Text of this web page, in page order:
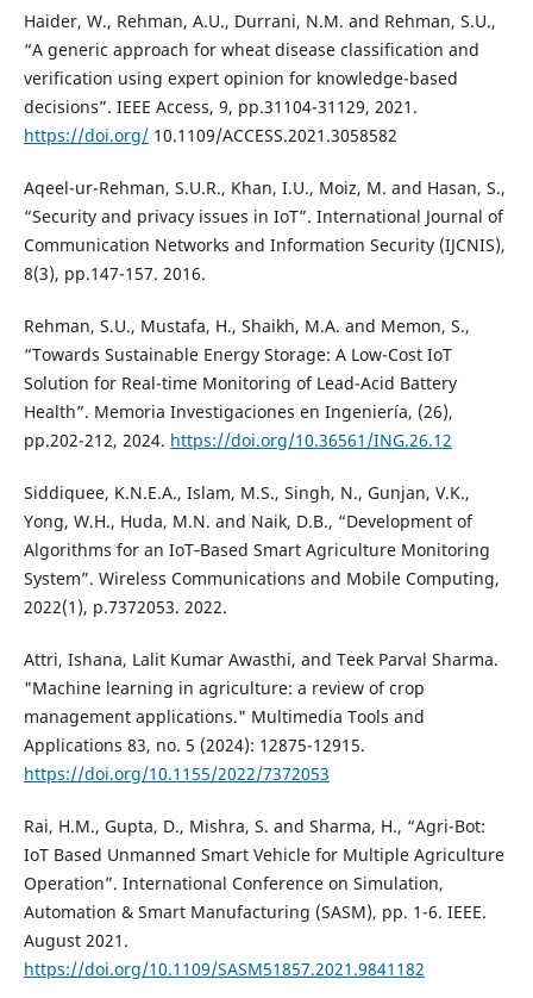
Haider, W., Rehman, A.U., Durrani, N.M. and Rehman, S.U.,
“A generic approach for wheat disease classification and
verification using expert opinion for knowledge-based
decisions”. IEEE Access, 9, pp.31104-31129, 2021.
https://doi.org/10.1109/ACCESS.2021.3058582
Aqeel-ur-Rehman, S.U.R., Khan, I.U., Moiz, M. and Hasan, S.,
“Security and privacy issues in IoT”. International Journal of
Communication Networks and Information Security (IJCNIS),
8(3), pp.147-157. 2016.
Rehman, S.U., Mustafa, H., Shaikh, M.A. and Memon, S.,
“Towards Sustainable Energy Storage: A Low-Cost IoT
Solution for Real-time Monitoring of Lead-Acid Battery
Health”. Memoria Investigaciones en Ingeniería, (26),
pp.202-212, 2024. https://doi.org/10.36561/ING.26.12
Siddiquee, K.N.E.A., Islam, M.S., Singh, N., Gunjan, V.K.,
Yong, W.H., Huda, M.N. and Naik, D.B., “Development of
Algorithms for an IoT‐Based Smart Agriculture Monitoring
System”. Wireless Communications and Mobile Computing,
2022(1), p.7372053. 2022.
Attri, Ishana, Lalit Kumar Awasthi, and Teek Parval Sharma.
"Machine learning in agriculture: a review of crop
management applications." Multimedia Tools and
Applications 83, no. 5 (2024): 12875-12915.
https://doi.org/10.1155/2022/7372053
Rai, H.M., Gupta, D., Mishra, S. and Sharma, H., “Agri-Bot:
IoT Based Unmanned Smart Vehicle for Multiple Agriculture
Operation”. International Conference on Simulation,
Automation & Smart Manufacturing (SASM), pp. 1-6. IEEE.
August 2021.
https://doi.org/10.1109/SASM51857.2021.9841182